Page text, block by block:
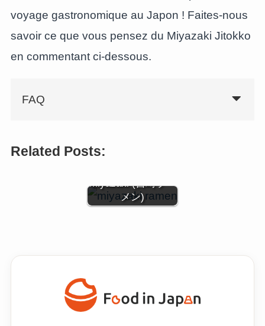
voyage gastronomique au Japon ! Faites-nous
savoir ce que vous pensez du Miyazaki Jitokko
en commentant ci-dessous.
FAQ
Related Posts:
Miyazaki (宮崎ラー
メン)